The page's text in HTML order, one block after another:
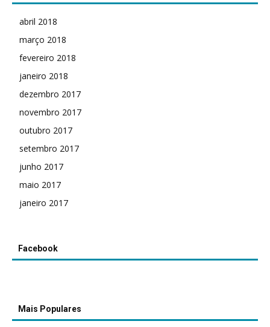
abril 2018
março 2018
fevereiro 2018
janeiro 2018
dezembro 2017
novembro 2017
outubro 2017
setembro 2017
junho 2017
maio 2017
janeiro 2017
Facebook
Mais Populares